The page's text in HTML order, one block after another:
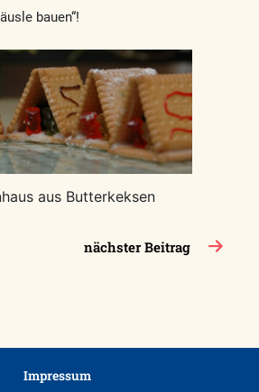
bauen“!
aus Butterkeksen
nächster Beitrag
Impressum